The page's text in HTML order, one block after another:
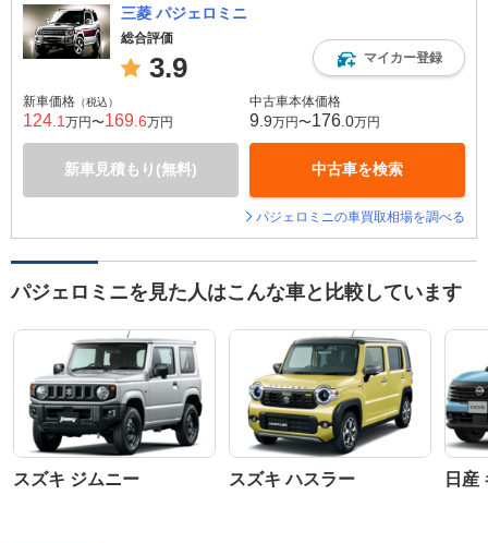
三菱 パジェロミニ
総合評価
3.9 マイカー登録
新車価格 （税込）
124 .1 万円〜169 .6万円
新車見積もり(無料)
中古車本体価格
9 .9万円〜176 .0万円
中古車を検索
パジェロミニの車買取相場を調べる
パジェロミニを見た人はこんな車と比較しています
スズキ ジムニー スズキ ハスラー 日産